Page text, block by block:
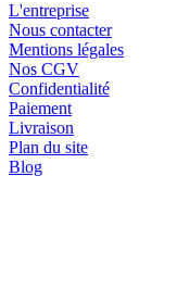
L'entreprise
Nous contacter
Mentions légales
Nos CGV
Confidentialité
Paiement
Livraison
Plan du site
Blog